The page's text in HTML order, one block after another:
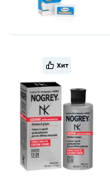
Хит